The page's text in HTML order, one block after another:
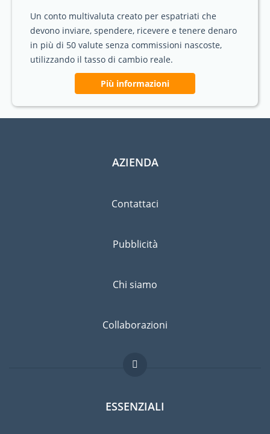
Un conto multivaluta creato per espatriati che
devono inviare, spendere, ricevere e tenere denaro
in più di 50 valute senza commissioni nascoste,
utilizzando il tasso di cambio reale.
Più informazioni
AZIENDA
Contattaci
Pubblicità
Chi siamo
Collaborazioni
ESSENZIALI